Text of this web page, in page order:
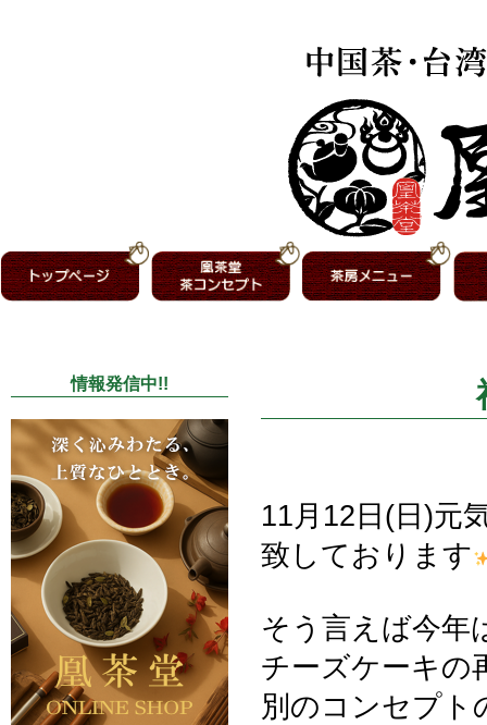
情報発信中!!
11月12日(日)元
致しております
そう言えば今年
チーズケーキの
別のコンセプト